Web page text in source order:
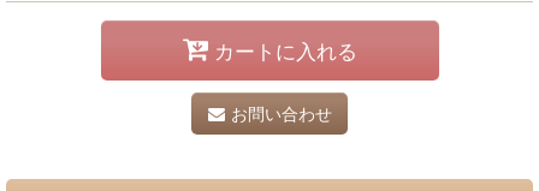
カートに入れる
お問い合わせ